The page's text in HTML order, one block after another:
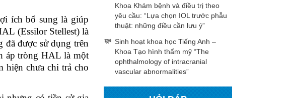
ích bổ sung là giúp
(Essilor Stellest) là
được sử dụng trên
áp tròng HAL là một
hiện chưa chi trả cho
Khoa Khám bệnh và điều trị theo
yêu cầu: “Lựa chọn IOL trước phẫu
thuật: những điều cần lưu ý”
Sinh hoạt khoa học Tiếng Anh –
Khoa Tạo hình thẩm mỹ “The
ophthalmology of intracranial
vascular abnormalities”